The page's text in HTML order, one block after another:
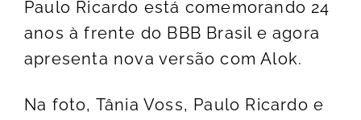
Paulo Ricardo está comemorando 24
anos à frente do BBB Brasil e agora
apresenta nova versão com Alok.
Na foto, Tânia Voss, Paulo Ricardo e